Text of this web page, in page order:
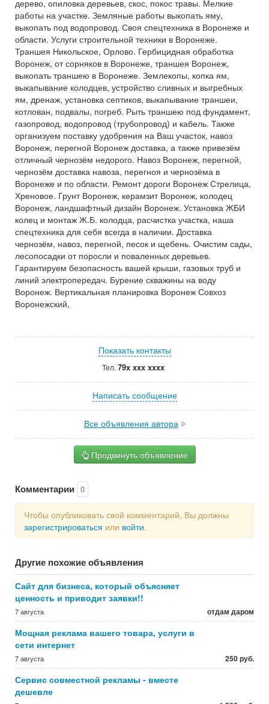
дерево, опиловка деревьев, скос, покос травы. Мелкие
работы на участке. Земляные работы выкопать яму,
выкопать под водопровод. Своя спецтехника в Воронеже и
области. Услуги строительной техники в Воронеже.
Траншея Никольское, Орлово. Гербицидная обработка
Воронеж, от сорняков в Воронеже, траншея Воронеж,
выкопать траншею в Воронеже. Землекопы, копка ям,
выкапывание колодцев, устройство сливных и выгребных
ям, дренаж, установка септиков, выкапывание траншеи,
котлован, подвалы, погреб. Рыть траншею под фундамент,
газопровод, водопровод (трубопровод) и кабель. Также
организуем поставку удобрения на Ваш участок, навоз
Воронеж, перегной Воронеж доставка, а также привезём
отличный чернозём недорого. Навоз Воронеж, перегной,
чернозём доставка навоза, перегноя и чернозёма в
Воронеже и по области. Ремонт дороги Воронеж Стрелица,
Хреновое. Грунт Воронеж, керамзит Воронеж, колодец
Воронеж, ландшафтный дизайн Воронеж. Установка ЖБИ
колец и монтаж Ж.Б. колодца, расчистка участка, наша
спецтехника для себя всегда в наличии. Доставка
чернозём, навоз, перегной, песок и щебень. Очистим сады,
лесопосадки от поросли и поваленных деревьев.
Гарантируем безопасность вашей крыши, газовых труб и
линий электропередач. Бурение скважины на воду
Воронеж. Вертикальная планировка Воронеж Совхоз
Воронежский,
Показать контакты
Тел. 79x xxx xxxx
Написать сообщение
Все объявления автора
Продвинуть объявление
Комментарии 0
Чтобы опубликовать свой комментарий, Вы должны
зарегистрироваться или войти.
Другие похожие объявления
Сайт для бизнеса, который объясняет
ценность и приводит заявки!!
7 августа отдам даром
Мощная реклама вашего товара, услуги в
сети интернет
7 августа 250 руб.
Сервис совместной рекламы - вместе
дешевле